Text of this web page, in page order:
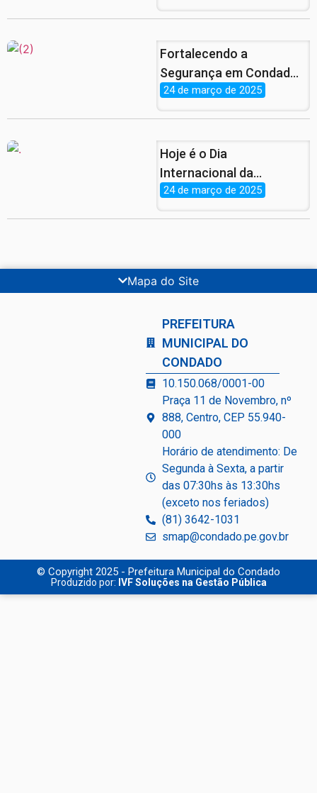
Fortalecendo a
Segurança em Condado:
Encontro com a Guarda
24 de março de 2025
Hoje é o Dia
Internacional da
Síndrome de Down!
24 de março de 2025
Mapa do Site
PREFEITURA
MUNICIPAL DO
CONDADO
10.150.068/0001-00
Praça 11 de Novembro, nº
888, Centro, CEP 55.940-
000
Horário de atendimento: De
Segunda à Sexta, a partir
das 07:30hs às 13:30hs
(exceto nos feriados)
(81) 3642-1031
smap@condado.pe.gov.br
© Copyright 2025 - Prefeitura Municipal do Condado
Produzido por: IVF Soluções na Gestão Pública